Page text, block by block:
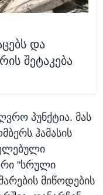
და
შეტაკება
პუნქტია. მას
ჰამასის
"სრული
მიწოდების